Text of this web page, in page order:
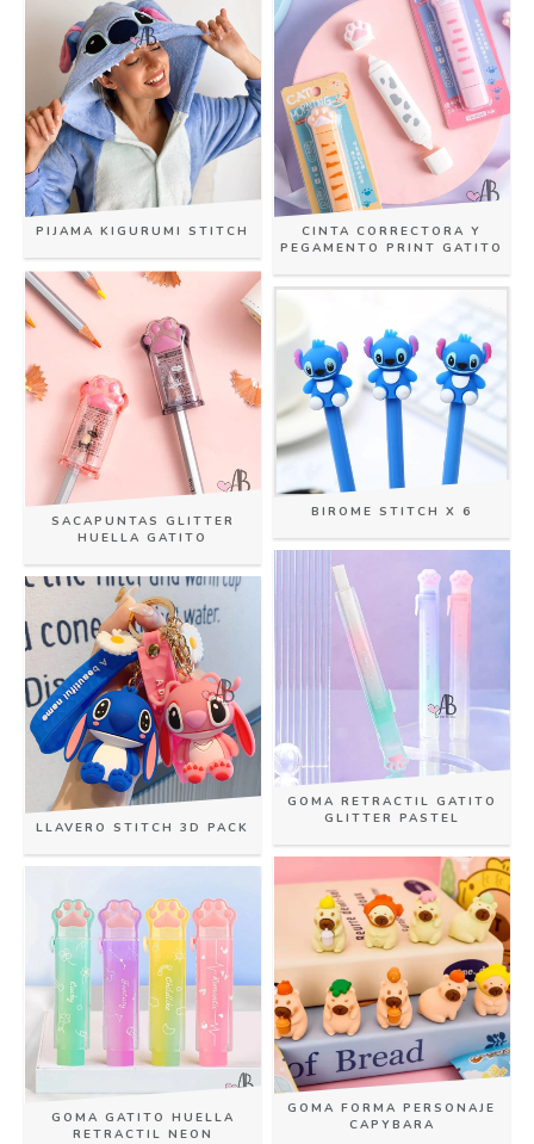
PIJAMA KIGURUMI STITCH
CINTA CORRECTORA Y
PEGAMENTO PRINT GATITO
SACAPUNTAS GLITTER
HUELLA GATITO
BIROME STITCH X 6
LLAVERO STITCH 3D PACK
GOMA RETRACTIL GATITO
GLITTER PASTEL
GOMA GATITO HUELLA
RETRACTIL NEON
GOMA FORMA PERSONAJE
CAPYBARA